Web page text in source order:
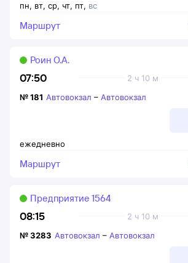
пн, вт, ср, чт, пт, вс
Маршрут
07:50 2 ч 10 м
Роин О.А.
ежедневно
№181 Автовокзал – Автовокзал
Маршрут
08:15 2 ч 10 м
Предприятие 1564
№3283 Автовокзал – Автовокзал